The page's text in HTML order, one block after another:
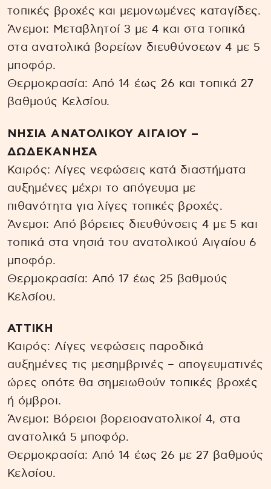
τοπικές βροχές και μεμονωμένες καταγίδες.
Άνεμοι: Μεταβλητοί 3 με 4 και στα τοπικά
στα ανατολικά βορείων διευθύνσεων 4 με 5
μποφόρ.
Θερμοκρασία: Από 14 έως 26 και τοπικά 27
βαθμούς Κελσίου.
ΝΗΣΙΑ ΑΝΑΤΟΛΙΚΟΥ ΑΙΓΑΙΟΥ –
ΔΩΔΕΚΑΝΗΣΑ
Καιρός: Λίγες νεφώσεις κατά διαστήματα
αυξημένες μέχρι το απόγευμα με
πιθανότητα για λίγες τοπικές βροχές.
Άνεμοι: Από βόρειες διευθύνσεις 4 με 5 και
τοπικά στα νησιά του ανατολικού Αιγαίου 6
μποφόρ.
Θερμοκρασία: Από 17 έως 25 βαθμούς
Κελσίου.
ΑΤΤΙΚΗ
Καιρός: Λίγες νεφώσεις παροδικά
αυξημένες τις μεσημβρινές – απογευματινές
ώρες οπότε θα σημειωθούν τοπικές βροχές
ή όμβροι.
Άνεμοι: Βόρειοι βορειοανατολικοί 4, στα
ανατολικά 5 μποφόρ.
Θερμοκρασία: Από 14 έως 26 με 27 βαθμούς
Κελσίου.